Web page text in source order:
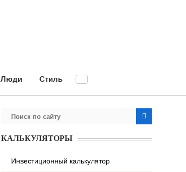
Люди Стиль
КАЛЬКУЛЯТОРЫ
Инвестиционный калькулятор